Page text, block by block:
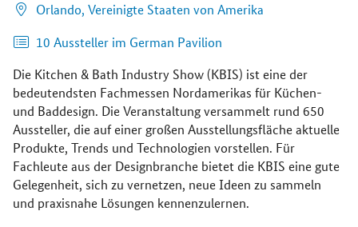
Orlando,Vereinigte Staaten von Amerika
10 Aussteller im German Pavilion
Die Kitchen & Bath Industry Show (KBIS) ist eine der
bedeutendsten Fachmessen Nordamerikas für Küchen-
und Baddesign. Die Veranstaltung versammelt rund 650
Aussteller, die auf einer großen Ausstellungsfläche aktuelle
Produkte, Trends und Technologien vorstellen. Für
Fachleute aus der Designbranche bietet die KBIS eine gute
Gelegenheit, sich zu vernetzen, neue Ideen zu sammeln
und praxisnahe Lösungen kennenzulernen.